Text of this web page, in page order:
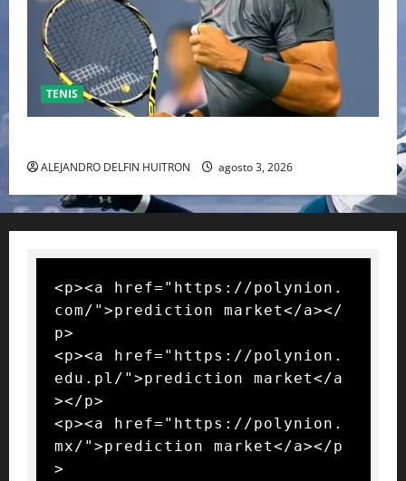
TENIS
ALEJANDRO DELFIN HUITRON agosto 3, 2026
<p><a href="https://polynion.
com/">prediction market</a></
p>
<p><a href="https://polynion.
edu.pl/">prediction market</a
></p>
<p><a href="https://polynion.
mx/">prediction market</a></p
>